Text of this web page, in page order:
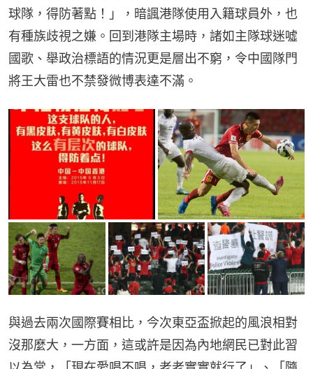
球隊，得防著點！」，暗諷港隊使用入籍球員外，也
有種族歧視之嫌。回到港隊主場時，諸如主隊球迷噓
國歌、舉政治標語的情況更是層出不窮，令中國隊門
將王大雷也不禁發微博表達不滿。
與過去兩次國際賽相比，今次東亞盃掀起的風浪相對
沒那麼大，一方面，這或許是因為內地網民已對此習